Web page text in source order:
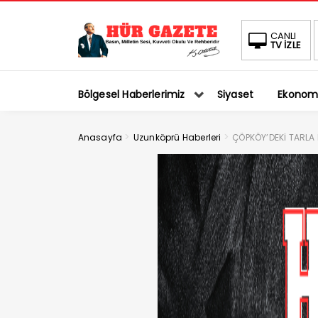
CANLI
TV İZLE
Bölgesel Haberlerimiz Siyaset
Anasayfa > Uzunköprü Haberleri > ÇÖPKÖY’DEKİ